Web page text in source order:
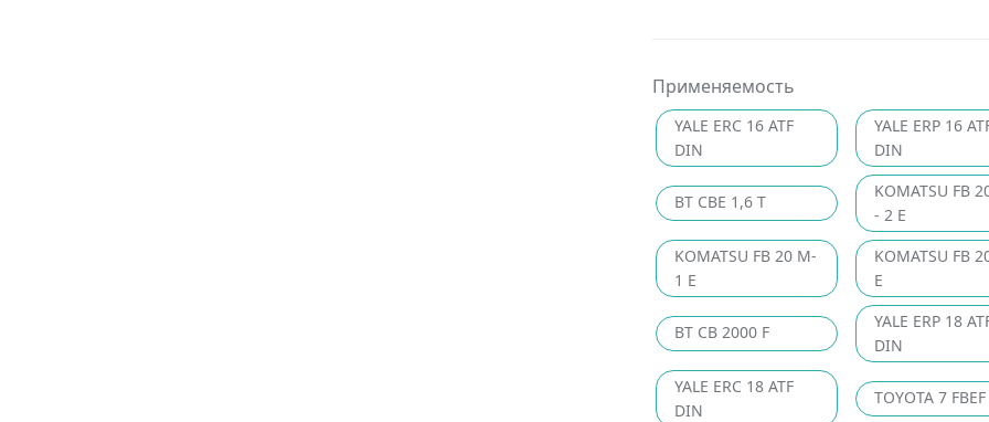
Применяемость
YALE ERC 16 ATF
DIN
YALE ERP 16
DIN
BT CBE 1,6 T
KOMATSU FB
- 2 E
KOMATSU FB 20 M-
1 E
KOMATSU FB
E
BT CB 2000 F
YALE ERP 18
DIN
YALE ERC 18 ATF
DIN
TOYOTA 7